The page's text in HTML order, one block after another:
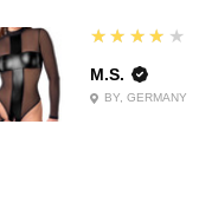
4
★★★★★
M.S.
BY, GERMANY